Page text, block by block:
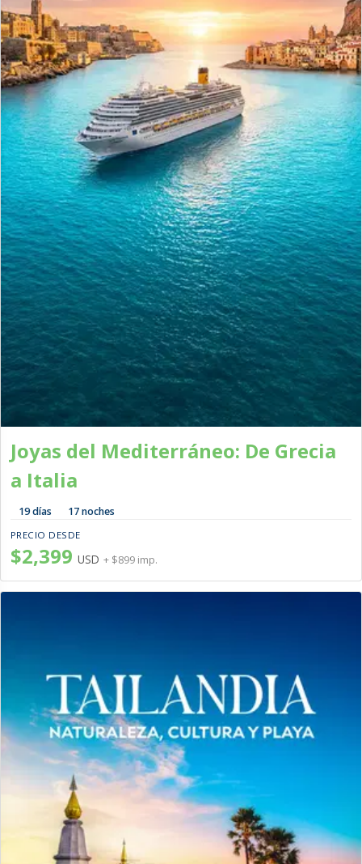
Joyas del Mediterráneo: De Grecia
a Italia
19 días 17 noches
PRECIO DESDE
$2,399 USD + $899 imp.